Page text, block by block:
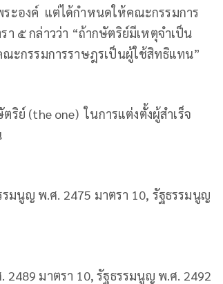
ระองค์ แต่ได้กำหนดให้คณะกรรมการ
๕ กล่าวว่า “ถ้ากษัตริย์มีเหตุจำเป็น
ะกรรมการราษฎรเป็นผู้ใช้สิทธิแทน”
ย์ (the one) ในการแต่งตั้งผู้สำเร็จ
มนูญ พ.ศ. 2475 มาตรา 10, รัฐธรรมนูญ
า 17)
มาตรา 10, รัฐธรรมนูญ พ.ศ. 2492